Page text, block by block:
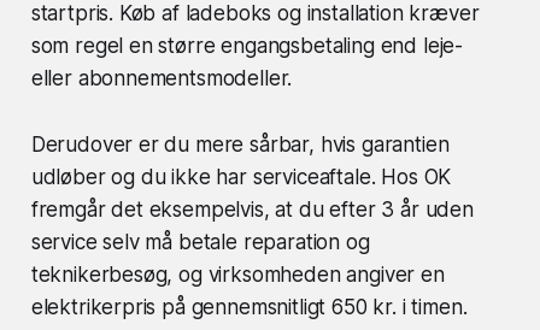
startpris. Køb af ladeboks og installation kræver
som regel en større engangsbetaling end leje-
eller abonnementsmodeller.
Derudover er du mere sårbar, hvis garantien
udløber og du ikke har serviceaftale. Hos OK
fremgår det eksempelvis, at du efter 3 år uden
service selv må betale reparation og
teknikerbesøg, og virksomheden angiver en
elektrikerpris på gennemsnitligt 650 kr. i timen.